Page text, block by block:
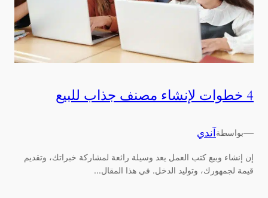
4 خطوات لإنشاء مصنف جذاب للبيع
—بواسطة آندي
إن إنشاء وبيع كتب العمل يعد وسيلة رائعة لمشاركة خبراتك، وتقديم
قيمة لجمهورك، وتوليد الدخل. في هذا المقال...